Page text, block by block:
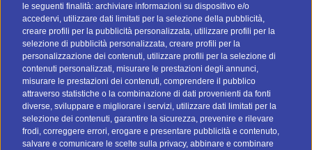
le seguenti finalità: archiviare informazioni su dispositivo e/o
accedervi, utilizzare dati limitati per la selezione della pubblicità,
creare profili per la pubblicità personalizzata, utilizzare profili per la
selezione di pubblicità personalizzata, creare profili per la
personalizzazione dei contenuti, utilizzare profili per la selezione di
contenuti personalizzati, misurare le prestazioni degli annunci,
misurare le prestazioni dei contenuti, comprendere il pubblico
attraverso statistiche o la combinazione di dati provenienti da fonti
diverse, sviluppare e migliorare i servizi, utilizzare dati limitati per la
selezione dei contenuti, garantire la sicurezza, prevenire e rilevare
frodi, correggere errori, erogare e presentare pubblicità e contenuto,
salvare e comunicare le scelte sulla privacy, abbinare e combinare
CATEGORIE
Strategie email marketing
Gestione liste contatti
Privacy e GDPR
Glossario marketing
CONTATTI